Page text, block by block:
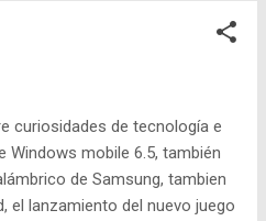
curiosidades de tecnología e
Windows mobile 6.5, también
de Samsung, tambien
el lanzamiento del nuevo juego